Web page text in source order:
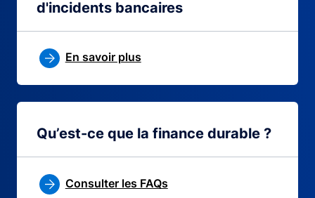
d'incidents bancaires
En savoir plus
Qu’est-ce que la finance durable ?
Consulter les FAQs